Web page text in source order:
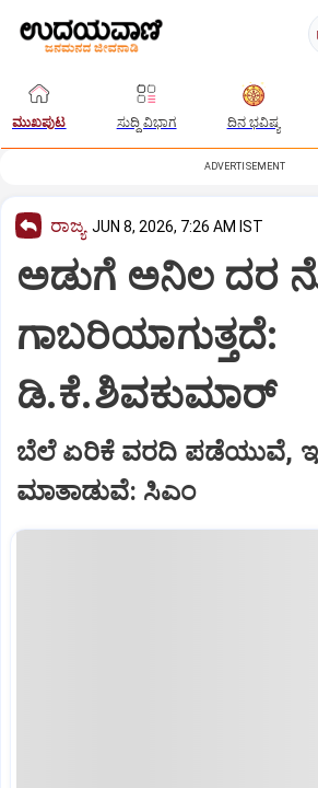
ಮುಖಪುಟ ಸುದ್ದಿ ವಿಭಾಗ ದಿನ ಭವಿಷ್ಯ
ADVERTISEMENT
ರಾಜ್ಯ JUN 8, 2026, 7:26 AM IST
ಅಡುಗೆ ಅನಿಲ ದರ
ಗಾಬರಿಯಾಗುತ್ತದೆ:
ಡಿ.ಕೆ.ಶಿವಕುಮಾರ್‌
ಬೆಲೆ ಏರಿಕೆ ವರದಿ ಪಡೆಯುವೆ,
ಮಾತಾಡುವೆ: ಸಿಎಂ